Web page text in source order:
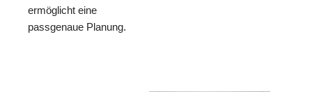
ermöglicht eine
passgenaue Planung.